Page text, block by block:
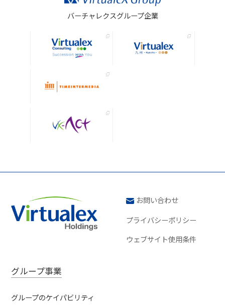
バーチャレクスグループ企業
お問い合わせ
プライバシーポリシー
ウェブサイト使用条件
グループ事業
グループのケイパビリティ